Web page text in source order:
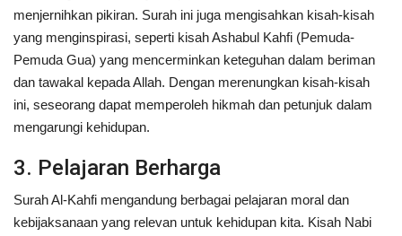
menjernihkan pikiran. Surah ini juga mengisahkan kisah-kisah
yang menginspirasi, seperti kisah Ashabul Kahfi (Pemuda-
Pemuda Gua) yang mencerminkan keteguhan dalam beriman
dan tawakal kepada Allah. Dengan merenungkan kisah-kisah
ini, seseorang dapat memperoleh hikmah dan petunjuk dalam
mengarungi kehidupan.
3. Pelajaran Berharga
Surah Al-Kahfi mengandung berbagai pelajaran moral dan
kebijaksanaan yang relevan untuk kehidupan kita. Kisah Nabi